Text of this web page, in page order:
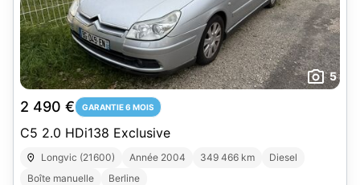
5
2 490 € GARANTIE 6 MOIS
C5 2.0 HDi138 Exclusive
Longvic (21600) Année 2004 349 466 km
Diesel
Boîte manuelle
Berline